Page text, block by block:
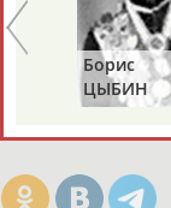
ТАБЛО
Борис
ЦЫБИН